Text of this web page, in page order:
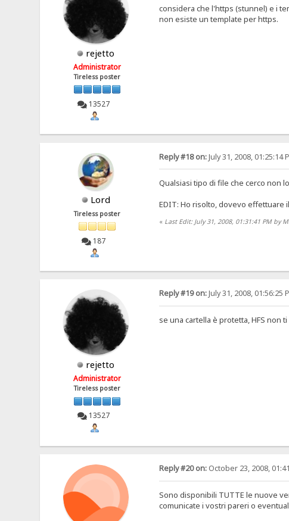
rejetto
Administrator
Tireless poster
13527
considera che l'https (stunnel) e i
non esiste un template per https.
Lord
Tireless poster
187
Reply #18 on:July 31, 2008, 01:25:14
Qualsiasi tipo di file che cerco non
EDIT: Ho risolto, dovevo effettuare
« Last Edit: July 31, 2008, 01:31:41 PM by
rejetto
Administrator
Tireless poster
13527
Reply #19 on:July 31, 2008, 01:56:25
se una cartella è protetta, HFS non
Reply #20 on:October 23, 2008,
Sono disponibili TUTTE le nuove
comunicate i vostri pareri o